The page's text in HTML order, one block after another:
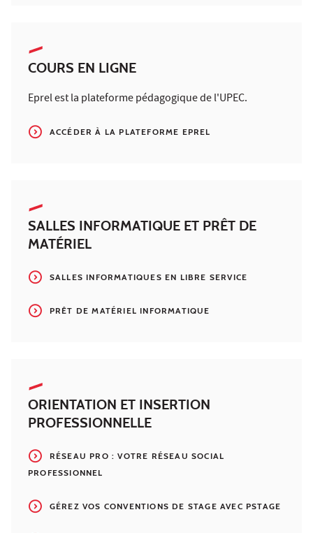
COURS EN LIGNE
Eprel est la plateforme pédagogique de l'UPEC.
ACCÉDER À LA PLATEFORME EPREL
SALLES INFORMATIQUE ET PRÊT DE
MATÉRIEL
SALLES INFORMATIQUES EN LIBRE SERVICE
PRÊT DE MATÉRIEL INFORMATIQUE
ORIENTATION ET INSERTION
PROFESSIONNELLE
RÉSEAU PRO : VOTRE RÉSEAU SOCIAL
PROFESSIONNEL
GÉREZ VOS CONVENTIONS DE STAGE AVEC PSTAGE